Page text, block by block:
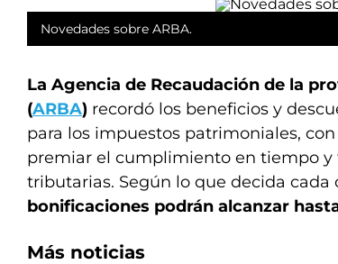
Novedades sobre ARBA.
La Agencia de Recaudación de la
(ARBA) recordó los beneficios y
para los impuestos patrimoniales,
premiar el cumplimiento en tiempo y
tributarias. Según lo que decida cada
bonificaciones podrán alcanzar hasta
Más noticias